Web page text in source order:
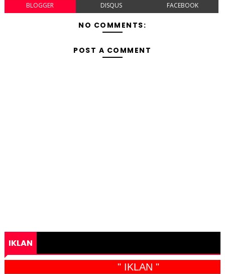
BLOGGER DISQUS FACEBOOK
NO COMMENTS:
POST A COMMENT
IKLAN
" IKLAN "